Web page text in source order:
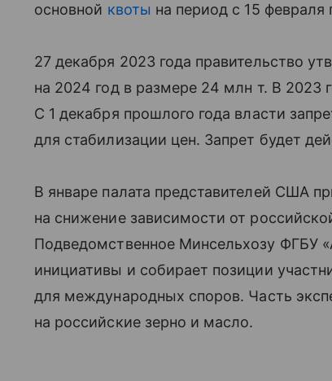
основной квоты на период с 15 февраля
27 декабря 2023 года правительство
на 2024 год в размере 24 млн т. В 2023
С 1 декабря прошлого года власти
для стабилизации цен. Запрет будет
В январе палата представителей США
на снижение зависимости от
Подведомственное Минсельхозу ФГБУ
инициативы и собирает позиции
для международных споров. Часть
на российские зерно и масло.